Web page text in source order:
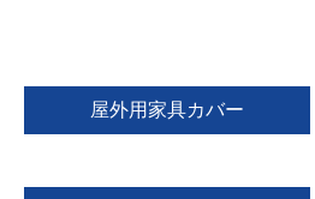
屋外用家具カバー